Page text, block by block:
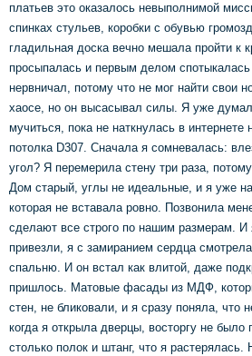
платьев это оказалось невыполнимой
спинках стульев, коробки с обувью
гладильная доска вечно мешала пройти к
просыпалась и первым делом
нервничал, потому что не мог найти свои
хаосе, но он высасывал силы. Я уже
мучиться, пока не наткнулась в
потолка D307. Сначала я сомневалась:
угол? Я перемерила стену три раза,
Дом старый, углы не идеальные, и я уже
которая не вставала ровно. Позвонила
сделают все строго по нашим размерам.
привезли, я с замиранием сердца
спальню. И он встал как влитой, даже
пришлось. Матовые фасады из МДФ,
стен, не бликовали, и я сразу поняла, что
когда я открыла дверцы, восторгу не
столько полок и штанг, что я